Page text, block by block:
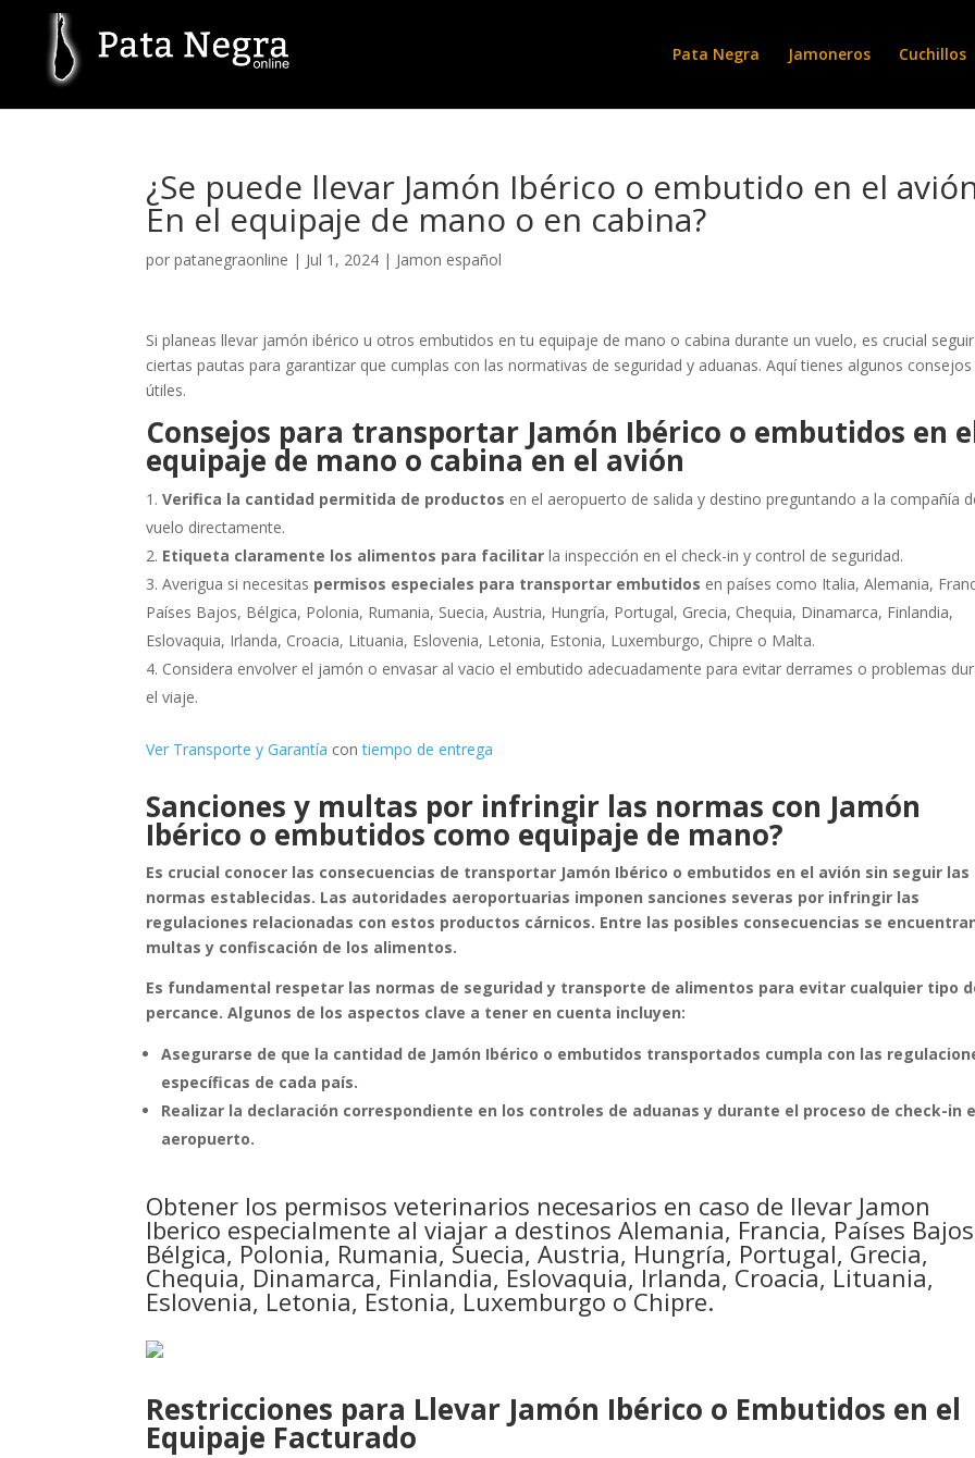
Pata Negra Jamoneros Cuchillos
¿Se puede llevar Jamón Ibérico o embutido en el
En el equipaje de mano o en cabina?
porpatanegraonline | Jul 1, 2024 | Jamon español
Si planeas llevar jamón ibérico u otros embutidos en tu equipaje de mano o cabina durante un vuelo, es crucial seguir
ciertas pautas para garantizar que cumplas con las normativas de seguridad y aduanas. Aquí tienes algunos consejos
útiles.
Consejos para transportar Jamón Ibérico o embutidos en
equipaje de mano o cabina en el avión
Verifica la cantidad permitida de productos en el aeropuerto de salida y destino preguntando a la compañía
vuelo directamente.
Etiqueta claramente los alimentos para facilitar la inspección en el check-in y control de seguridad.
Averigua si necesitas permisos especiales para transportar embutidos en países como Italia, Alemania,
Países Bajos, Bélgica, Polonia, Rumania, Suecia, Austria, Hungría, Portugal, Grecia, Chequia, Dinamarca, Finlandia,
Eslovaquia, Irlanda, Croacia, Lituania, Eslovenia, Letonia, Estonia, Luxemburgo, Chipre o Malta.
Considera envolver el jamón o envasar al vacio el embutido adecuadamente para evitar derrames o problemas
el viaje.
Ver Transporte y Garantía contiempo de entrega
Sanciones y multas por infringir las normas con Jamón
Ibérico o embutidos como equipaje de mano?
Es crucial conocer las consecuencias de transportar Jamón Ibérico o embutidos en el avión sin seguir las
normas establecidas. Las autoridades aeroportuarias imponen sanciones severas por infringir las
regulaciones relacionadas con estos productos cárnicos. Entre las posibles consecuencias se
multas y confiscación de los alimentos.
Es fundamental respetar las normas de seguridad y transporte de alimentos para evitar cualquier tipo
percance. Algunos de los aspectos clave a tener en cuenta incluyen:
Asegurarse de que la cantidad de Jamón Ibérico o embutidos transportados cumpla con las
específicas de cada país.
Realizar la declaración correspondiente en los controles de aduanas y durante el proceso de check-in
aeropuerto.
Obtener los permisos veterinarios necesarios en caso de llevar Jamon
Iberico especialmente al viajar a destinos Alemania, Francia, Países
Bélgica, Polonia, Rumania, Suecia, Austria, Hungría, Portugal, Grecia,
Chequia, Dinamarca, Finlandia, Eslovaquia, Irlanda, Croacia, Lituania,
Eslovenia, Letonia, Estonia, Luxemburgo o Chipre.
Restricciones para Llevar Jamón Ibérico o Embutidos en el
Equipaje Facturado